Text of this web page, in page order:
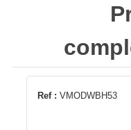
Ref : VMODWBH53